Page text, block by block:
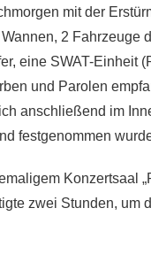
mit der
2 Fahrzeuge
eine SWAT-Einheit
und Parolen
anschließend im
festgenommen
Konzertsaal
zwei Stunden,